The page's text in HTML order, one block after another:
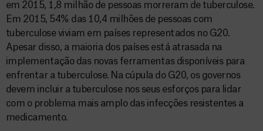
em 2015, 1,8 milhão de pessoas morreram de tuberculose.
Em 2015, 54% das 10,4 milhões de pessoas com
tuberculose viviam em países representados no G20.
Apesar disso, a maioria dos países está atrasada na
implementação das novas ferramentas disponíveis para
enfrentar a tuberculose. Na cúpula do G20, os governos
devem incluir a tuberculose nos seus esforços para lidar
com o problema mais amplo das infecções resistentes a
medicamento.